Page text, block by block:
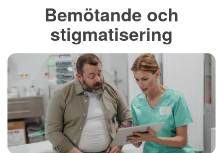
Bemötande och
stigmatisering